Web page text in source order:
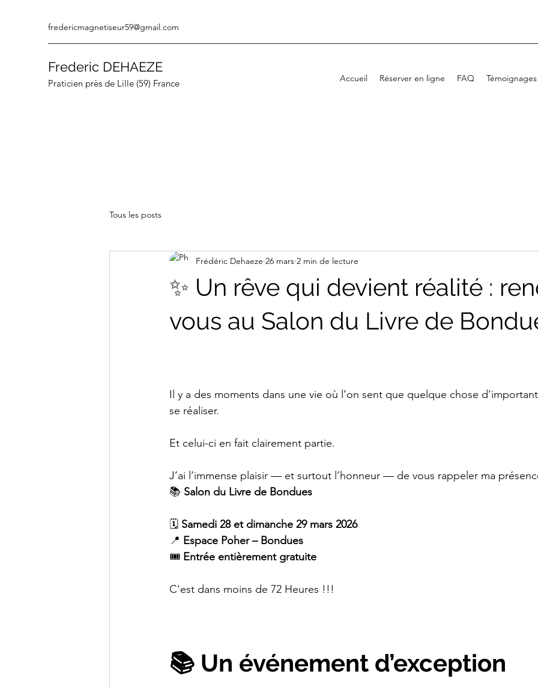
fredericmagnetiseur59@gmail.com
Frederic DEHAEZE
Praticien près de Lille (59) France Accueil Réserver en ligne FAQ Témoignages
Tous les posts
✨ Un rêve qui devient réalité :
vous au Salon du Livre de
Frédéric Dehaeze 26 mars 2 min de lecture
Il y a des moments dans une vie où l’on sent que quelque chose
se réaliser.
Et celui-ci en fait clairement partie.
J’ai l’immense plaisir — et surtout l’honneur — de vous rappeler ma
📚 Salon du Livre de Bondues
🗓 Samedi 28 et dimanche 29 mars 2026
📍 Espace Poher – Bondues
🎟 Entrée entièrement gratuite
C'est dans moins de 72 Heures !!!
📚 Un événement d’exception